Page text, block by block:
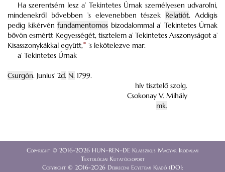
Ha szerentsém lesz a’ Tekintetes Úrnak személyesen udvarolni,
mindenekről bővebben ’s elevenebben tészek Relatiót. Addigis
pedig kikérvén fundamentomos bizodalommal a’ Tekintetes Úrnak
bővön esmértt Kegyességét, tisztelem a’ Tekintetes Asszonyságot a’
Kisasszonykákkal együtt,* ’s lekötelezve mar.
a’ Tekintetes Úrnak
Csurgón. Junius’ 2d. N. 1799.
hív tisztelő szolg.
Csokonay V. Mihály
mk.
Copyright © 2016-2026 HUN–REN–DE Klasszikus Magyar Irodalmi
Textológiai Kutatócsoport
Copyright © 2016-2026 Debreceni Egyetemi Kiadó (DOI: